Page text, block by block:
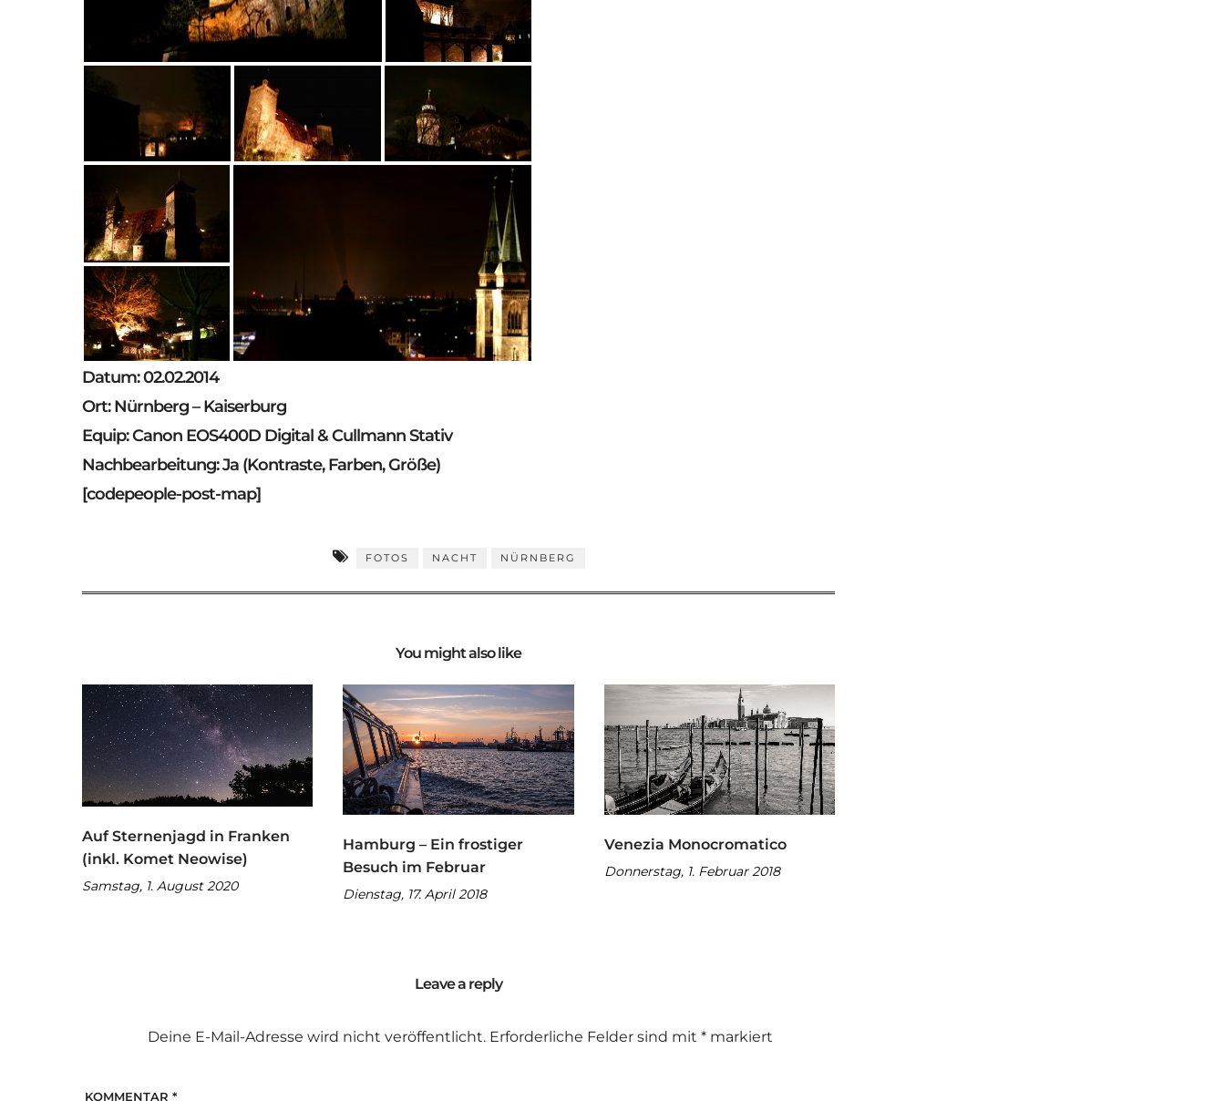
Datum: 02.02.2014
Ort: Nürnberg – Kaiserburg
Equip: Canon EOS400D Digital & Cullmann Stativ
Nachbearbeitung: Ja (Kontraste, Farben, Größe)
[codepeople-post-map]
FOTOS NACHT NÜRNBERG
You might also like
Auf Sternenjagd in Franken
(inkl. Komet Neowise)
Samstag, 1. August 2020
Hamburg – Ein frostiger
Besuch im Februar
Dienstag, 17. April 2018
Venezia Monocromatico
Donnerstag, 1. Februar 2018
Leave a reply
Deine E-Mail-Adresse wird nicht veröffentlicht. Erforderliche Felder sind mit *markiert
KOMMENTAR *